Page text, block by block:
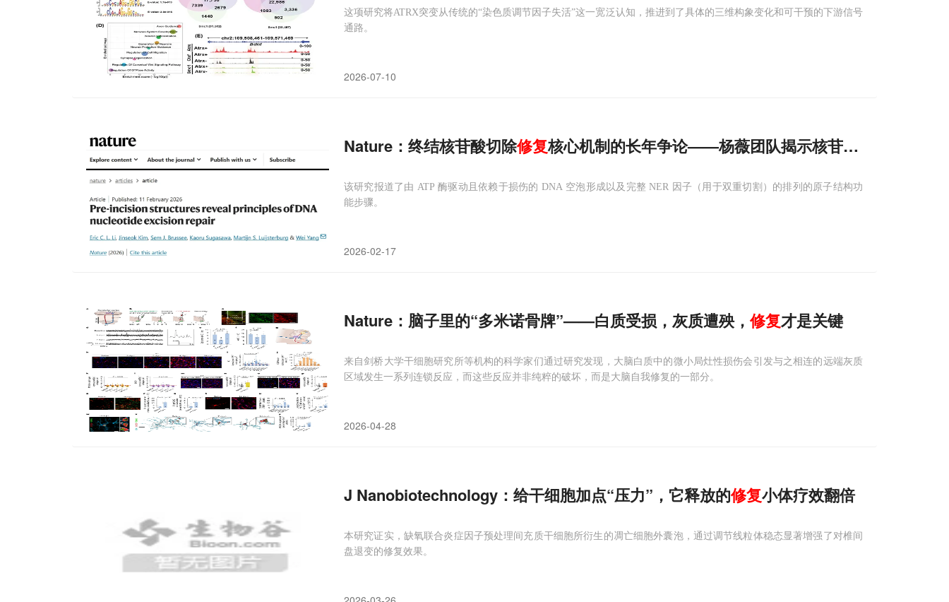
这项研究将ATRX突变从传统的“染色质调节因子失活”这一宽泛认知，推进到了具体的三维构象变化和可干预的下游信号
通路。
2026-07-10
Nature：终结核苷酸切除修复核心机制的长年争论——杨薇团队揭示核苷酸切除
该研究报道了由 ATP 酶驱动且依赖于损伤的 DNA 空泡形成以及完整 NER 因子（用于双重切割）的排列的原子结构功
能步骤。
2026-02-17
Nature：脑子里的“多米诺骨牌”——白质受损，灰质遭殃， 修复才是关键
来自剑桥大学干细胞研究所等机构的科学家们通过研究发现，大脑白质中的微小局灶性损伤会引发与之相连的远端灰质
区域发生一系列连锁反应，而这些反应并非纯粹的破坏，而是大脑自我修复的一部分。
2026-04-28
J Nanobiotechnology：给干细胞加点“压力”，它释放的修复小体疗效翻倍
本研究证实，缺氧联合炎症因子预处理间充质干细胞所衍生的凋亡细胞外囊泡，通过调节线粒体稳态显著增强了对椎间
盘退变的修复效果。